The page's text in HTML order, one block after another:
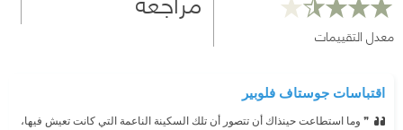
معدل التقييمات
اقتباسات جوستاف فلوبير
❞ وما استطاعت حينذاك أن تتصور أن تلك السكينة الناعمة التي كانت تعيش فيها،